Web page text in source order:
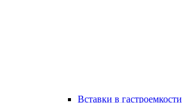
Вставки в гастроемкости